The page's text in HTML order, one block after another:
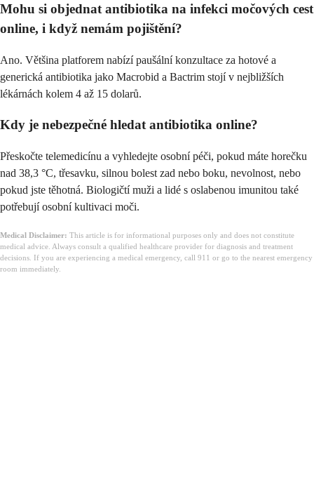
Mohu si objednat antibiotika na infekci močových cest
online, i když nemám pojištění?
Ano. Většina platforem nabízí paušální konzultace za hotové a
generická antibiotika jako Macrobid a Bactrim stojí v nejbližších
lékárnách kolem 4 až 15 dolarů.
Kdy je nebezpečné hledat antibiotika online?
Přeskočte telemedicínu a vyhledejte osobní péči, pokud máte horečku
nad 38,3 °C, třesavku, silnou bolest zad nebo boku, nevolnost, nebo
pokud jste těhotná. Biologičtí muži a lidé s oslabenou imunitou také
potřebují osobní kultivaci moči.
Medical Disclaimer: This article is for informational purposes only and does not constitute
medical advice. Always consult a qualified healthcare provider for diagnosis and treatment
decisions. If you are experiencing a medical emergency, call 911 or go to the nearest emergency
room immediately.